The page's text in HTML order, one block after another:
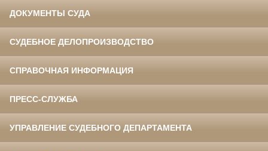
ДОКУМЕНТЫ СУДА
СУДЕБНОЕ ДЕЛОПРОИЗВОДСТВО
СПРАВОЧНАЯ ИНФОРМАЦИЯ
ПРЕСС-СЛУЖБА
УПРАВЛЕНИЕ СУДЕБНОГО ДЕПАРТАМЕНТА